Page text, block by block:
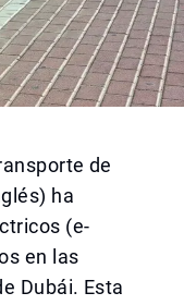
de
ha
(e-
en las
Dubái. Esta